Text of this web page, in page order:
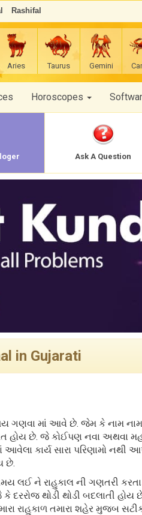
Rashifal
Aries Taurus Gemini
Horoscopes
Ask A Question
in Gujarati
ગણવા માં આવે છે. જેમ કે નામ
હોય છે. જે કોઈપણ નવા અથવા
આવેલા કાર્ય સારા પરિણામો
છે.
લઈ ને રાહુકાલ ની ગણતરી
દરરોજ થોડી થોડી બદલાતી
રાહુકાળ તમારા શહેર મુજબ